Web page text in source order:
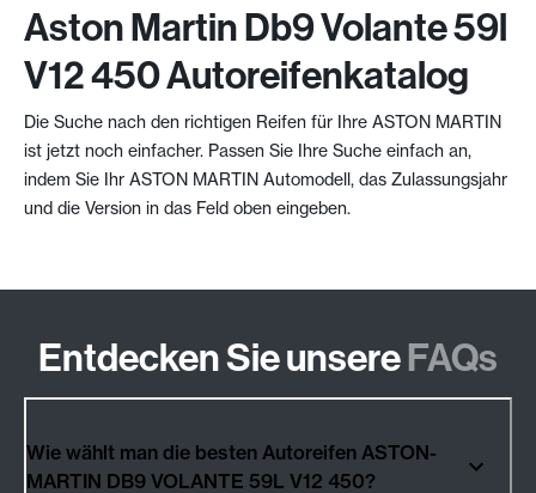
Aston Martin Db9 Volante 59l
V12 450 Autoreifenkatalog
Die Suche nach den richtigen Reifen für Ihre ASTON MARTIN
ist jetzt noch einfacher. Passen Sie Ihre Suche einfach an,
indem Sie Ihr ASTON MARTIN Automodell, das Zulassungsjahr
und die Version in das Feld oben eingeben.
Entdecken Sie unsereFAQs
Wie wählt man die besten Autoreifen ASTON-
MARTIN DB9 VOLANTE 59L V12 450?